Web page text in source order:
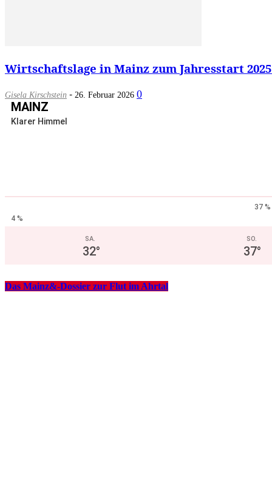
Wirtschaftslage in Mainz zum Jahresstart
Gisela Kirschstein - 26. Februar 2026 0
MAINZ
Klarer Himmel
37 %
4 %
SA.
32°
SO.
37°
Das Mainz&-Dossier zur Flut im Ahrtal